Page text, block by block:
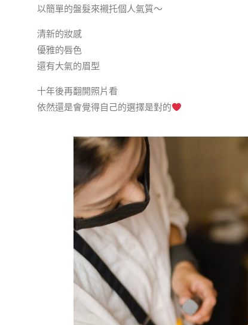
以簡單的盤髮來襯托個人氣質～
清新的妝感
優雅的唇色
還有大氣的眉型
十年後再翻開照片看
依然還是會覺得自己的選擇是對的